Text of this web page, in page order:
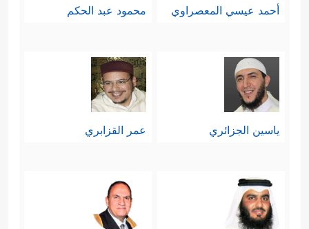
أحمد عيسي المعصراوي محمود عبد الحكم
ياسين الجزائري عمر القزابري